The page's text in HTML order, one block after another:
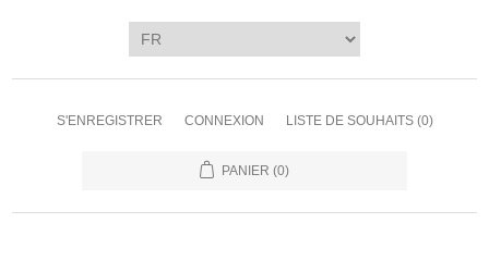
S'ENREGISTRER CONNEXION LISTE DE SOUHAITS (0)
PANIER (0)